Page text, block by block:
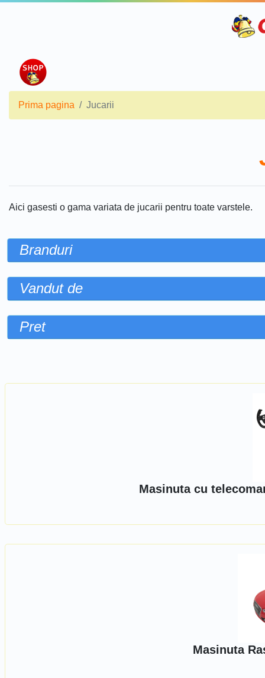
Prima pagina Jucarii
Aici gasesti o gama variata de jucarii pentru toate varstele.
Branduri
Vandut de
Pret
Masinuta cu
Masinuta